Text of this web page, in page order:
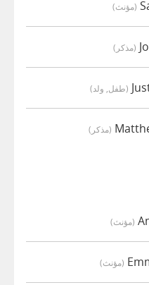
(مؤنث)
(مذكر)
(طفل, ولد)
(مذكر)
(مؤنث)
(مؤنث)